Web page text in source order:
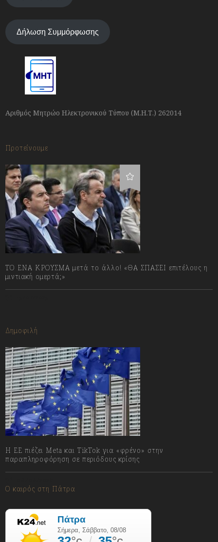
Δήλωση Συμμόρφωσης
Αριθμός Μητρώο Ηλεκτρονικού Τύπου (Μ.Η.Τ.) 262014
Προτείνουμε
ΤΟ ΕΝΑ ΚΡΟΥΣΜΑ μετά το άλλο! «ΘΑ ΣΠΑΣΕΙ επιτέλους η
μιντιακή ομερτά;»
Δημοφιλή
Η ΕΕ πιέζει Meta και TikTok για «φρένο» στην
παραπληροφόρηση σε περιόδους κρίσης
Ο καιρός στη Πάτρα